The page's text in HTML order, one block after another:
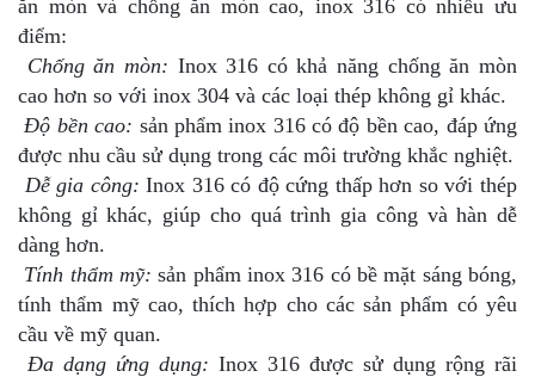
ăn mòn và chống ăn mòn cao, inox 316 có nhiều ưu
điểm:
Chống ăn mòn: Inox 316 có khả năng chống ăn mòn
cao hơn so với inox 304 và các loại thép không gỉ khác.
Độ bền cao: sản phẩm inox 316 có độ bền cao, đáp ứng
được nhu cầu sử dụng trong các môi trường khắc nghiệt.
Dễ gia công: Inox 316 có độ cứng thấp hơn so với thép
không gỉ khác, giúp cho quá trình gia công và hàn dễ
dàng hơn.
Tính thẩm mỹ: sản phẩm inox 316 có bề mặt sáng bóng,
tính thẩm mỹ cao, thích hợp cho các sản phẩm có yêu
cầu về mỹ quan.
Đa dạng ứng dụng: Inox 316 được sử dụng rộng rãi